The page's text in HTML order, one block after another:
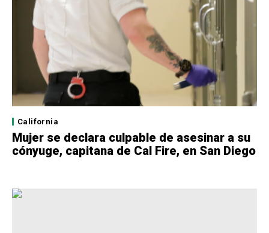
California
Mujer se declara culpable de asesinar a su
cónyuge, capitana de Cal Fire, en San Diego